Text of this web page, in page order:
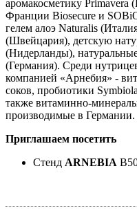
аромакосметику Primavera
Франции Biosecure и
гелем алоэ Naturalis
(Швейцария), детскую
(Нидерланды),
(Германия). Среди
компанией «Арнебия» -
соков, пробиотики
также витаминно-
производимые в Германии.
Приглашаем посетить
Стенд ARNEBIA